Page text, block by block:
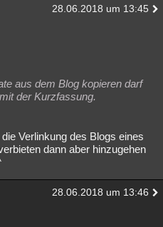
28.06.2018 um 13:45
aus dem Blog kopieren darf
der Kurzfassung.
Verlinkung des Blogs eines
dann aber hinzugehen
28.06.2018 um 13:46